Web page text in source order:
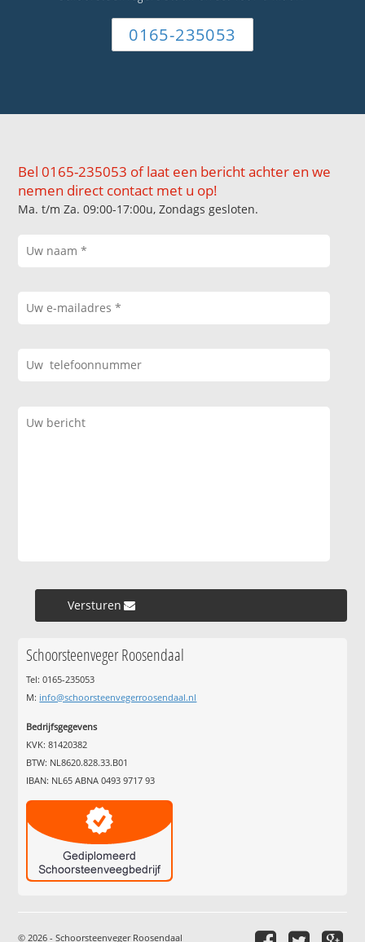
0165-235053
Bel 0165-235053 of laat een bericht achter en we
nemen direct contact met u op!
Ma. t/m Za. 09:00-17:00u, Zondags gesloten.
Versturen »
Schoorsteenveger Roosendaal
Tel: 0165-235053
M: info@schoorsteenvegerroosendaal.nl
Bedrijfsgegevens
KVK: 81420382
BTW: NL8620.828.33.B01
IBAN: NL65 ABNA 0493 9717 93
© 2026 - Schoorsteenveger Roosendaal